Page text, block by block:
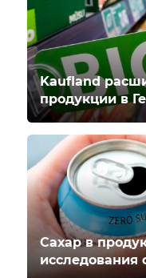
Kaufland
продукции в
Сахар в
исследования